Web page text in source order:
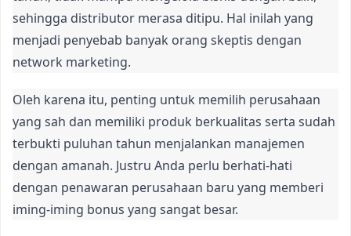
sehingga distributor merasa ditipu. Hal inilah yang
menjadi penyebab banyak orang skeptis dengan
network marketing.
Oleh karena itu, penting untuk memilih perusahaan
yang sah dan memiliki produk berkualitas serta sudah
terbukti puluhan tahun menjalankan manajemen
dengan amanah. Justru Anda perlu berhati-hati
dengan penawaran perusahaan baru yang memberi
iming-iming bonus yang sangat besar.